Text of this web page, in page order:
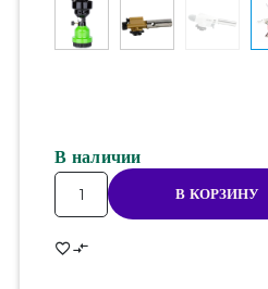
В наличии
Количество
товара
для
В КОРЗИНУ